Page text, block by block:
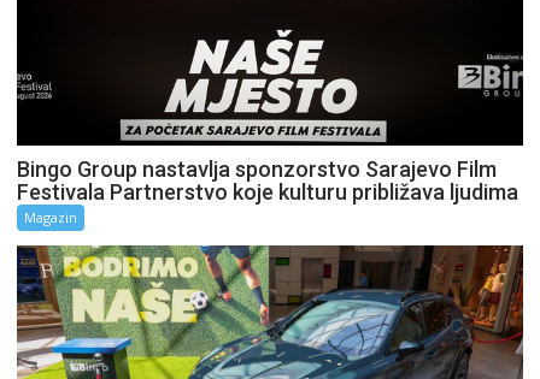
Bingo Group nastavlja sponzorstvo Sarajevo Film
Festivala Partnerstvo koje kulturu približava ljudima
Magazin